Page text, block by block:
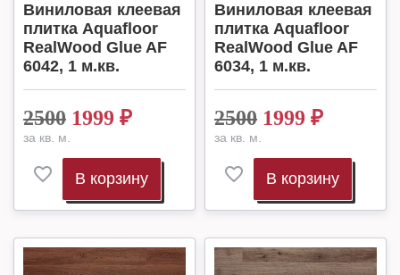
Виниловая клеевая
плитка Aquafloor
RealWood Glue AF
6042, 1 м.кв.
2500 1999 ₽
за кв. м.
В корзину
Виниловая клеевая
плитка Aquafloor
RealWood Glue AF
6034, 1 м.кв.
2500 1999 ₽
за кв. м.
В корзину